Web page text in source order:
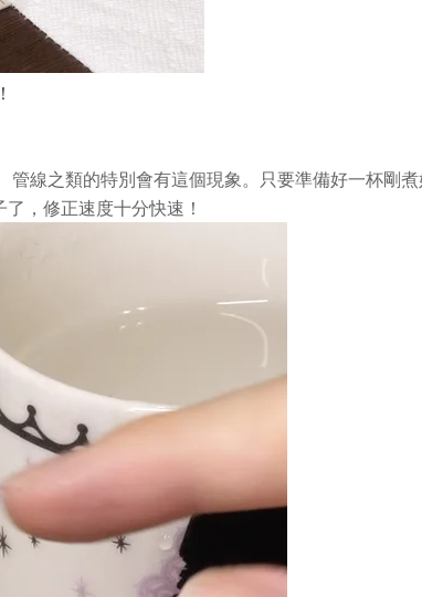
線之類的特別會有這個現象。只要準備好一杯剛
，修正速度十分快速！